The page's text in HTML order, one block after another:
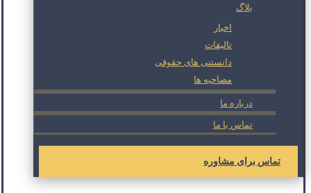
بلاگ
اخبار
تالیفات
دانستنی های حقوقی
مصاحبه ها
درباره ما
تماس با ما
تماس برای مشاوره